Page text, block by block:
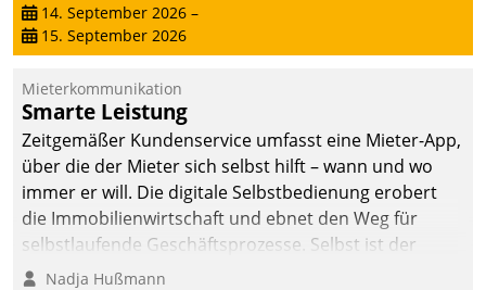
14. September 2026 –
15. September 2026
Mieterkommunikation
Smarte Leistung
Zeitgemäßer Kundenservice umfasst eine Mieter-App,
über die der Mieter sich selbst hilft – wann und wo
immer er will. Die digitale Selbstbedienung erobert
die Immobilienwirtschaft und ebnet den Weg für
selbstlaufende Geschäftsprozesse. Selbst ist der
Kunde und smart der Serviceanbieter.
Nadja Hußmann